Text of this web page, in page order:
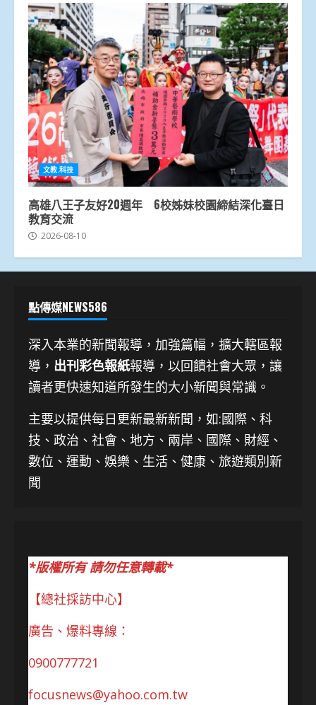
文教.科技
高雄八王子友好20週年 6校姊妹校園締結深化臺日
教育交流
2026-08-10
點傳媒NEWS586
深入本業的新聞報導，加強篇幅，擴大轄區報
導， 出刊彩色報紙報導，以回饋社會大眾，讓
讀者更快速知道所發生的大小新聞與常識。
主要以提供每日更新最新新聞 ，如:國際、科
技、 政治、社會、地方、兩岸、國際、財經、
數位、運動、娛樂、生活、健康、旅遊類別新
聞
*版權所有 請勿任意轉載*
【總社採訪中心】
廣告、爆料專線：
0900777721
focusnews@yahoo.com.tw